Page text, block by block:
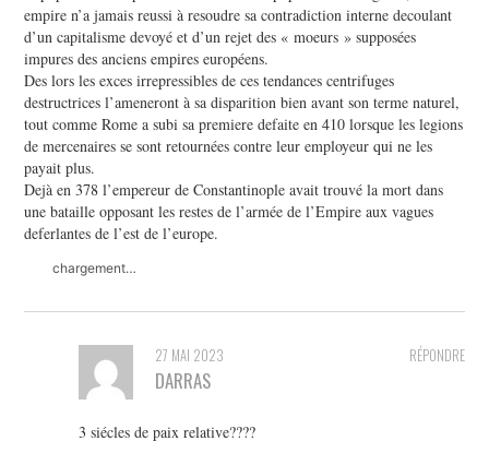
empire n’a jamais reussi à resoudre sa contradiction interne decoulant
d’un capitalisme devoyé et d’un rejet des « moeurs » supposées
impures des anciens empires européens.
Des lors les exces irrepressibles de ces tendances centrifuges
destructrices l’ameneront à sa disparition bien avant son terme naturel,
tout comme Rome a subi sa premiere defaite en 410 lorsque les legions
de mercenaires se sont retournées contre leur employeur qui ne les
payait plus.
Dejà en 378 l’empereur de Constantinople avait trouvé la mort dans
une bataille opposant les restes de l’armée de l’Empire aux vagues
deferlantes de l’est de l’europe.
chargement…
RÉPONDRE
27 MAI 2023
DARRAS
3 siécles de paix relative????